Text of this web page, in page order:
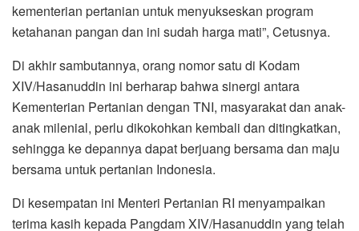
kementerian pertanian untuk menyukseskan program
ketahanan pangan dan ini sudah harga mati”, Cetusnya.
Di akhir sambutannya, orang nomor satu di Kodam
XIV/Hasanuddin ini berharap bahwa sinergi antara
Kementerian Pertanian dengan TNI, masyarakat dan anak-
anak milenial, perlu dikokohkan kembali dan ditingkatkan,
sehingga ke depannya dapat berjuang bersama dan maju
bersama untuk pertanian Indonesia.
Di kesempatan ini Menteri Pertanian RI menyampaikan
terima kasih kepada Pangdam XIV/Hasanuddin yang telah